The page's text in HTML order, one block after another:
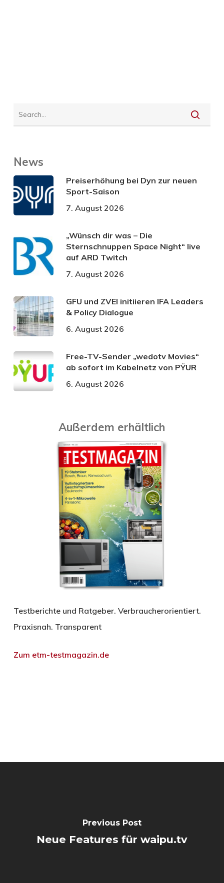
News
Preiserhöhung bei Dyn zur neuen
Sport-Saison
7. August 2026
„Wünsch dir was – Die
Sternschnuppen Space Night“ live
auf ARD Twitch
7. August 2026
GFU und ZVEI initiieren IFA Leaders
& Policy Dialogue
6. August 2026
Free-TV-Sender „wedotv Movies“
ab sofort im Kabelnetz von PŸUR
6. August 2026
Außerdem erhältlich
Testberichte und Ratgeber. Verbraucherorientiert.
Praxisnah. Transparent
Zum etm-testmagazin.de
Previous Post
Neue Features für waipu.tv